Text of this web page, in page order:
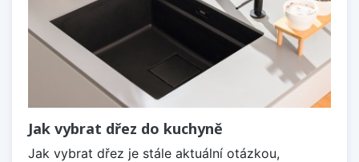
Jak vybrat dřez do kuchyně
Jak vybrat dřez je stále aktuální otázkou,